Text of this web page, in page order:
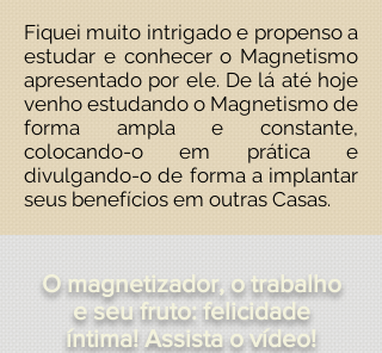
Fiquei muito intrigado e propenso a
estudar e conhecer o Magnetismo
apresentado por ele. De lá até hoje
venho estudando o Magnetismo de
forma ampla e constante,
colocando-o em prática e
divulgando-o de forma a implantar
seus benefícios em outras Casas.
O magnetizador, o trabalho
e seu fruto: felicidade
íntima! Assista o vídeo!